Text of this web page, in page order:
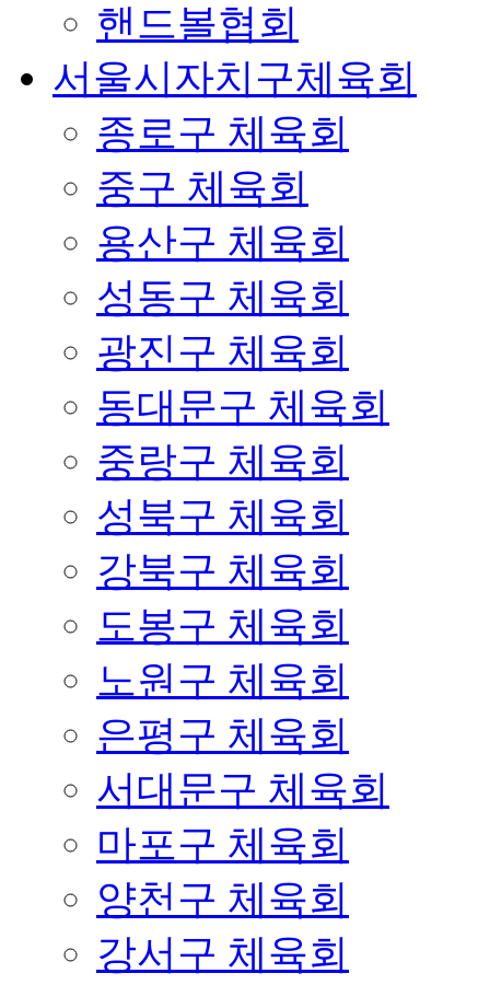
핸드볼협회
서울시자치구체육회
종로구 체육회
중구 체육회
용산구 체육회
성동구 체육회
광진구 체육회
동대문구 체육회
중랑구 체육회
성북구 체육회
강북구 체육회
도봉구 체육회
노원구 체육회
은평구 체육회
서대문구 체육회
마포구 체육회
양천구 체육회
강서구 체육회